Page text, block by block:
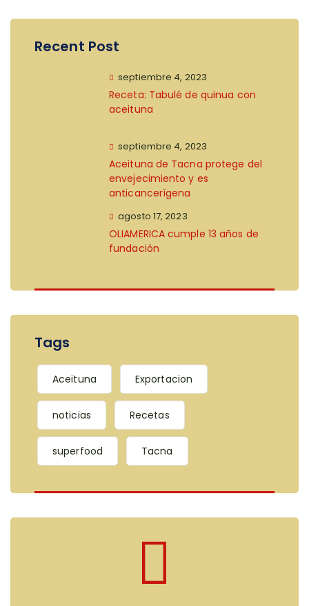
Recent Post
septiembre 4, 2023
Receta: Tabulé de quinua con
aceituna
septiembre 4, 2023
Aceituna de Tacna protege del
envejecimiento y es
anticancerígena
agosto 17, 2023
OLIAMERICA cumple 13 años de
fundación
Tags
Aceituna Exportacion
noticias Recetas
superfood Tacna